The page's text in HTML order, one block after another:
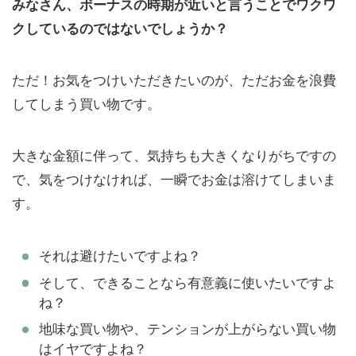
みなさん、ボーナスの時期が近いと言うことでワクワ
クしているのではないでしょうか？
ただ！お気をつけいただきたいのが、ただお金を浪費
してしまう買い物です。
大きな金額に伴って、気持ちも大きくなりがちですの
で、気をつけなければ、一瞬でお金は溶けてしまいま
す。
それは避けたいですよね？
そして、できることなら有意義に使いたいですよ
ね？
地味な買い物や、テンションが上がらない買い物
はイヤですよね？